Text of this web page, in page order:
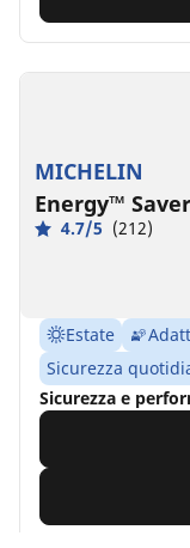
MICHELIN
Energy™
4.7/5 (212)
Estate
Sicurezza
Sicurezza e